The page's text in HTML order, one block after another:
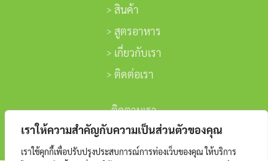
เราให้ความสำคัญกับความเป็นส่วนตัวของคุณ
เราใช้คุกกี้เพื่อปรับปรุงประสบการณ์การท่องเว็บของคุณ ให้บริการ
สินค้า
สูตรอาหาร
เกี่ยวกับเรา
ติดต่อเรา
ติดตามเรา